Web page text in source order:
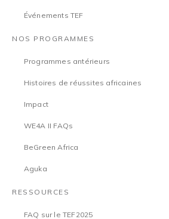
Événements TEF
NOS PROGRAMMES
Programmes antérieurs
Histoires de réussites africaines
Impact
WE4A II FAQs
BeGreen Africa
Aguka
RESSOURCES
FAQ sur le TEF2025